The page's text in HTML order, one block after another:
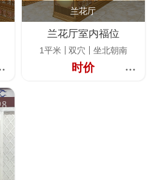
兰花厅
兰花厅室内福位
1平米 双穴 坐北朝南
时价